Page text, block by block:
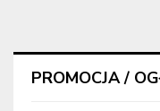
PROMOCJA /